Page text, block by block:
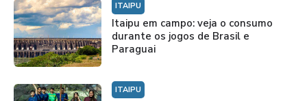
ITAIPU
Itaipu em campo: veja o consumo
durante os jogos de Brasil e
Paraguai
ITAIPU